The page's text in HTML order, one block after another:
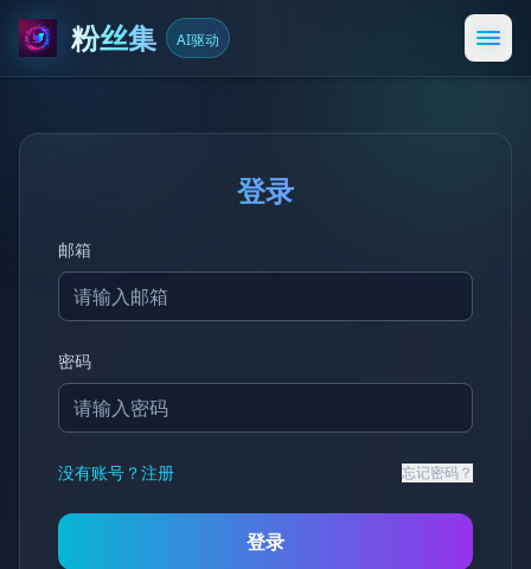
粉丝集 AI驱动 打开
登录
邮箱
密码
没有账号？注册 忘记密码？
登录